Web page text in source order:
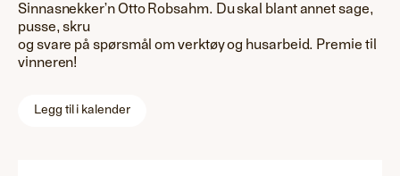
Sinnasnekker’n Otto Robsahm. Du skal blant annet sage,
pusse, skru
og svare på spørsmål om verktøy og husarbeid. Premie til
vinneren!
Legg til i kalender